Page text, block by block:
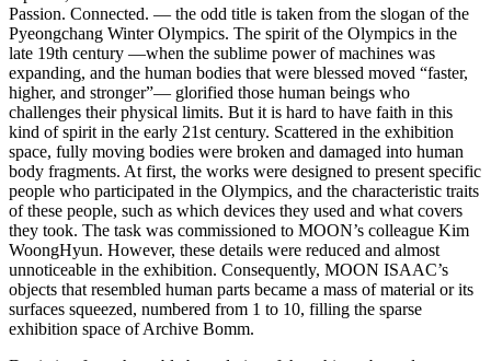
Passion. Connected. ― the odd title is taken from the slogan of the
Pyeongchang Winter Olympics. The spirit of the Olympics in the
late 19th century ―when the sublime power of machines was
expanding, and the human bodies that were blessed moved “faster,
higher, and stronger”― glorified those human beings who
challenges their physical limits. But it is hard to have faith in this
kind of spirit in the early 21st century. Scattered in the exhibition
space, fully moving bodies were broken and damaged into human
body fragments. At first, the works were designed to present specific
people who participated in the Olympics, and the characteristic traits
of these people, such as which devices they used and what covers
they took. The task was commissioned to MOON’s colleague Kim
WoongHyun. However, these details were reduced and almost
unnoticeable in the exhibition. Consequently, MOON ISAAC’s
objects that resembled human parts became a mass of material or its
surfaces squeezed, numbered from 1 to 10, filling the sparse
exhibition space of Archive Bomm.